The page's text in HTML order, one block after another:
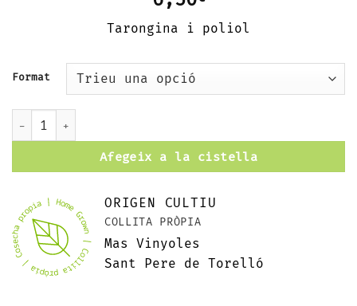
Tarongina i poliol
Format
quantitat de Infusió refrescant
Afegeix a la cistella
ORIGEN CULTIU
COLLITA PRÒPIA
Mas Vinyoles
Sant Pere de Torelló